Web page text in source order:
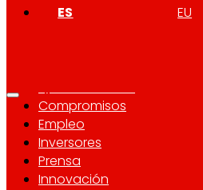
ES EU
Compromisos
Empleo
Inversores
Prensa
Innovación